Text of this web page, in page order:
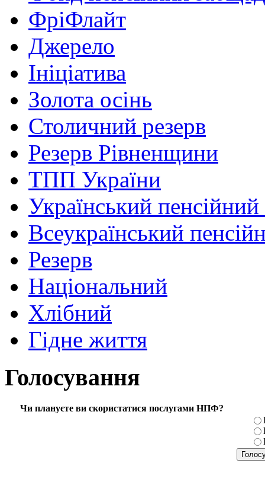
ФріФлайт
Джерело
Ініціатива
Золота осінь
Столичний резерв
Резерв Рівненщини
ТПП України
Український
Всеукраїнський
Резерв
Національний
Хлібний
Гідне життя
Голосування
Чи плануєте ви скористатися послугами НПФ?